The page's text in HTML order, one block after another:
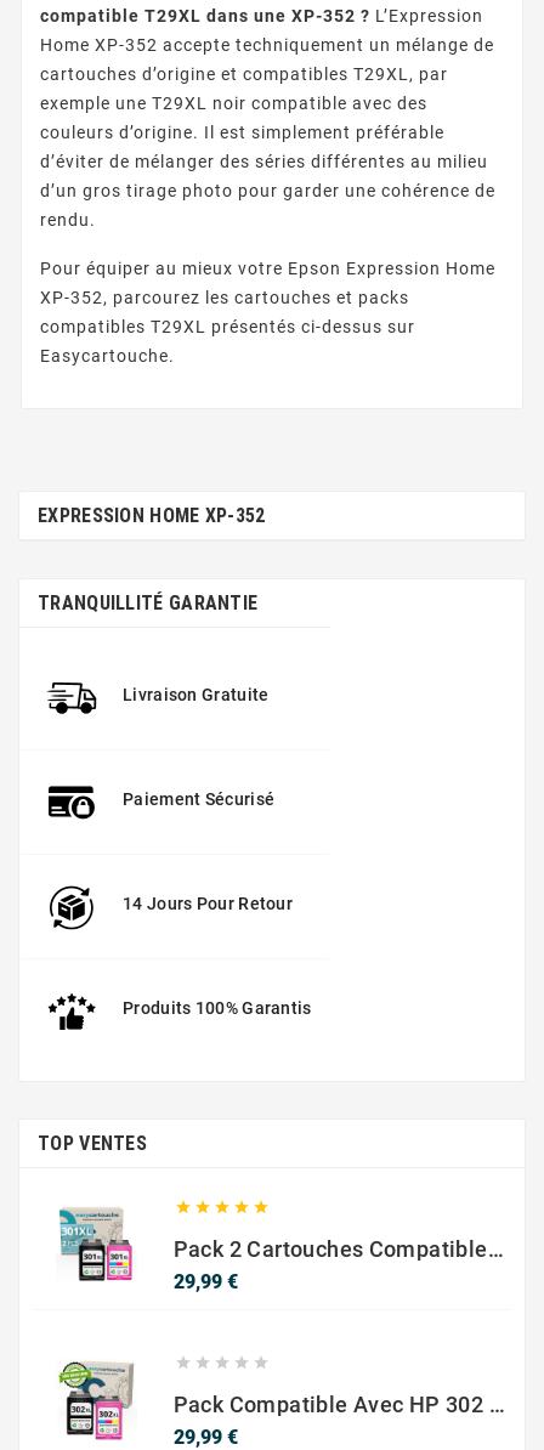
compatible T29XL dans une XP-352 ? L’Expression
Home XP-352 accepte techniquement un mélange de
cartouches d’origine et compatibles T29XL, par
exemple une T29XL noir compatible avec des
couleurs d’origine. Il est simplement préférable
d’éviter de mélanger des séries différentes au milieu
d’un gros tirage photo pour garder une cohérence de
rendu.
Pour équiper au mieux votre Epson Expression Home
XP-352, parcourez les cartouches et packs
compatibles T29XL présentés ci-dessus sur
Easycartouche.
EXPRESSION HOME XP-352
TRANQUILLITÉ GARANTIE
Livraison Gratuite
Paiement Sécurisé
14 Jours Pour Retour
Produits 100% Garantis
TOP VENTES
    
Pack 2 Cartouches Compatible Avec HP 301 XL Noir Et Couleur
29,99 €Prix
    
Pack Compatible Avec HP 302 XL Noir Et Couleur - SANS NIVEAU ENCRE
29,99 €Prix